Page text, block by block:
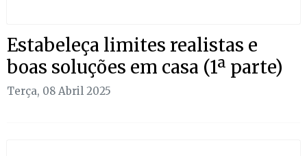
Estabeleça limites realistas e
boas soluções em casa (1ª parte)
Terça, 08 Abril 2025